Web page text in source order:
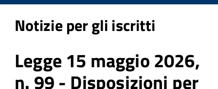
Notizie per gli iscritti
Legge 15 maggio 2026,
n. 99 - Disposizioni per